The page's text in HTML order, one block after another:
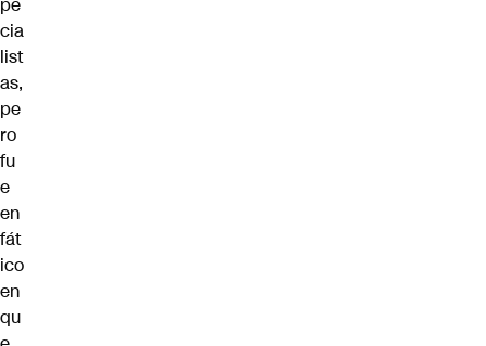
pe
cia
list
as,
pe
ro
fu
e
en
fát
ico
en
qu